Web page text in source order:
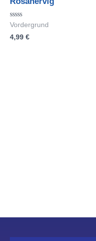
Bewertet
0
Vordergrund
4,99 €